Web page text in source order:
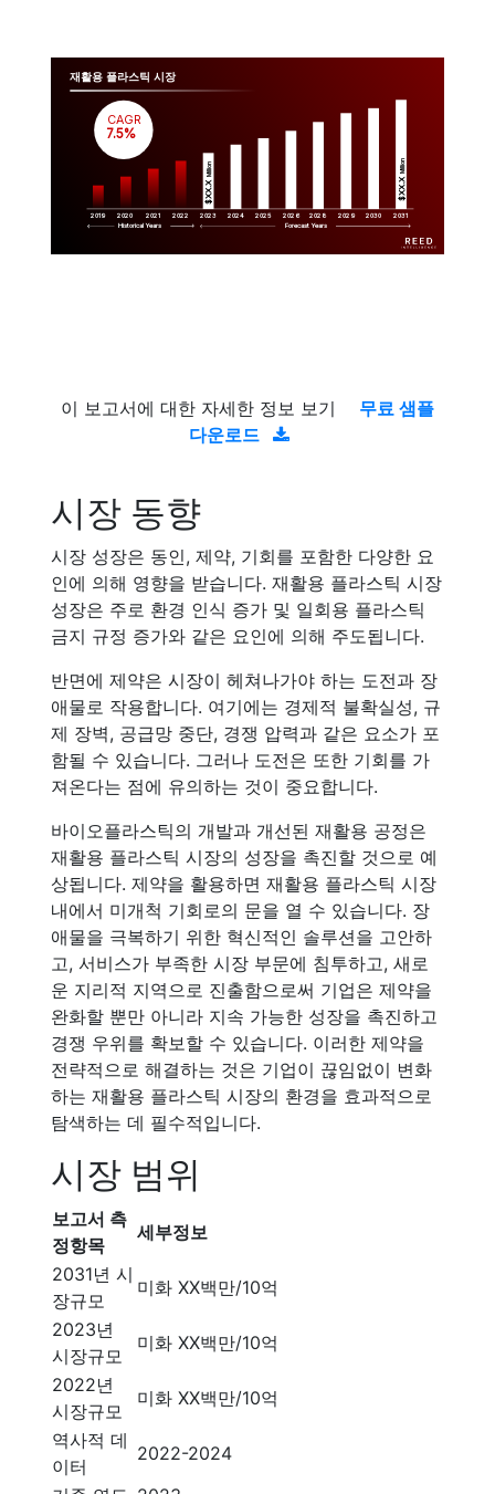
재활용 플라스틱 시장
2019 2020 2021 2022 2023 2024 2025 2026 2028 2029 2030 2031
$XX.X
Million
$XX.X
Million
CAGR
7.5%
Historical Years Forecast Years
이 보고서에 대한 자세한 정보 보기
무료 샘플
다운로드
시장 동향
시장 성장은 동인, 제약, 기회를 포함한 다양한 요
인에 의해 영향을 받습니다. 재활용 플라스틱 시장
성장은 주로 환경 인식 증가 및 일회용 플라스틱
금지 규정 증가와 같은 요인에 의해 주도됩니다.
반면에 제약은 시장이 헤쳐나가야 하는 도전과 장
애물로 작용합니다. 여기에는 경제적 불확실성, 규
제 장벽, 공급망 중단, 경쟁 압력과 같은 요소가 포
함될 수 있습니다. 그러나 도전은 또한 기회를 가
져온다는 점에 유의하는 것이 중요합니다.
바이오플라스틱의 개발과 개선된 재활용 공정은
재활용 플라스틱 시장의 성장을 촉진할 것으로 예
상됩니다. 제약을 활용하면 재활용 플라스틱 시장
내에서 미개척 기회로의 문을 열 수 있습니다. 장
애물을 극복하기 위한 혁신적인 솔루션을 고안하
고, 서비스가 부족한 시장 부문에 침투하고, 새로
운 지리적 지역으로 진출함으로써 기업은 제약을
완화할 뿐만 아니라 지속 가능한 성장을 촉진하고
경쟁 우위를 확보할 수 있습니다. 이러한 제약을
전략적으로 해결하는 것은 기업이 끊임없이 변화
하는 재활용 플라스틱 시장의 환경을 효과적으로
탐색하는 데 필수적입니다.
시장 범위
보고서 측
정항목
세부정보
2031년 시
장규모
미화 XX백만/10억
2023년
시장규모
미화 XX백만/10억
2022년
시장규모
미화 XX백만/10억
역사적 데
이터
2022-2024